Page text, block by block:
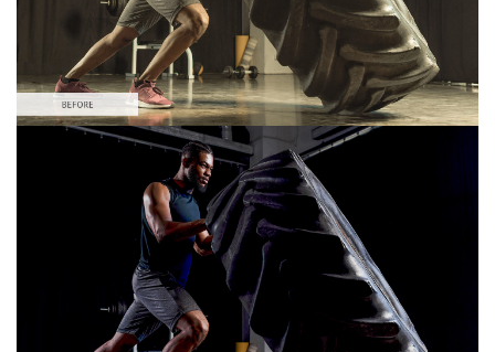
Bitte wählen Sie
Free Vintage LUT #2
Premium Sony LUTs
Must-Have Collection (160 LUTs)
Entire Collection (260 LUTs)
Kostenloser Download